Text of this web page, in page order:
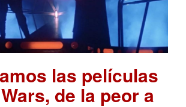
las películas
de la peor a